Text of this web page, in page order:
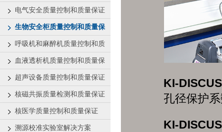
和质量保证
电气安全质量控制和质量保证
生物安全柜质量控制和质量保
证
呼吸机和麻醉机质量控制和质
量保证
血液透析机质量控制和质量保
证
超声设备质量控制和质量保证
核磁共振质量检测和质量保证
核医学质量控制和质量保证
溯源校准实验室解决方案
KI-
孔径保护
KI-